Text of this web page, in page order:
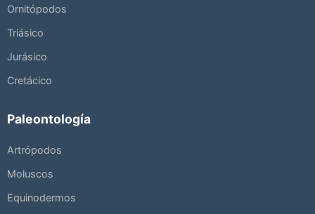
Ornitópodos
Triásico
Jurásico
Cretácico
Paleontología
Artrópodos
Moluscos
Equinodermos